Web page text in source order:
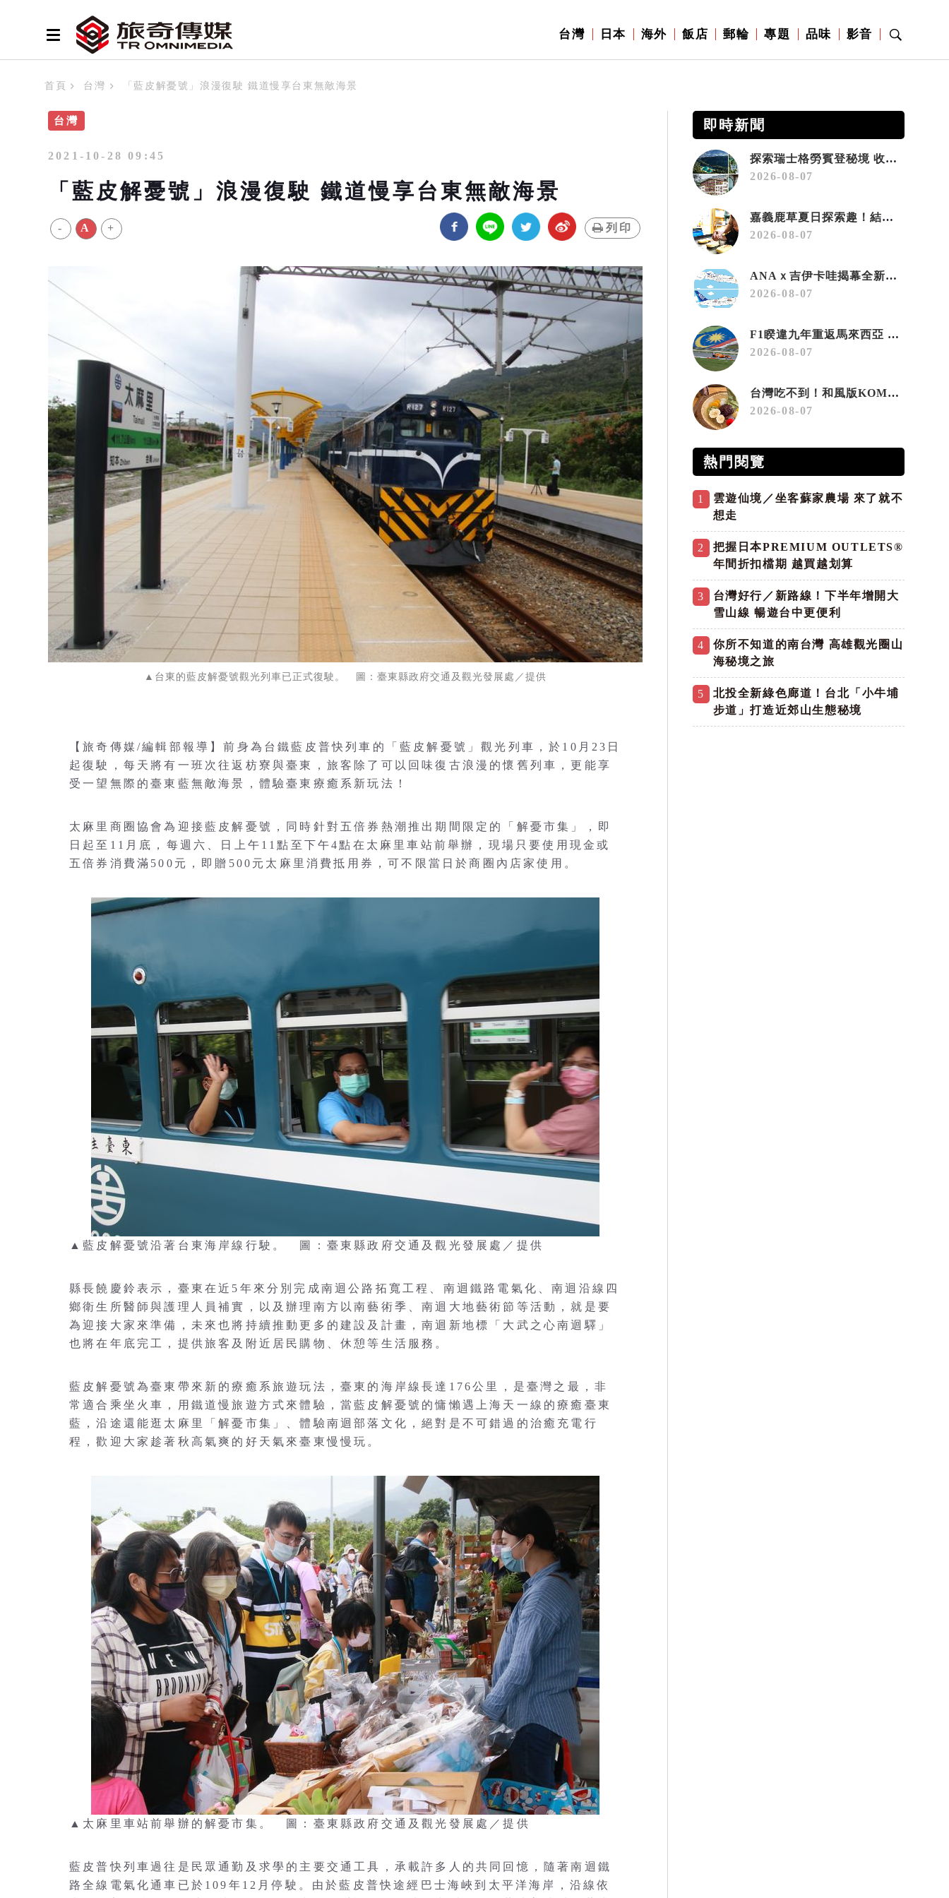
台灣 日本 海外 飯店 郵輪 專題 品味 影音
首頁 台灣 「藍皮解憂號」浪漫復駛 鐵道慢享台東無敵海景
台灣
2021-10-28 09:45
「藍皮解憂號」浪漫復駛 鐵道慢享台東無敵海景
- A + 列印
▲台東的藍皮解憂號觀光列車已正式復駛。 圖：臺東縣政府交通及觀光發展處／提供
【旅奇傳媒/編輯部報導】前身為台鐵藍皮普快列車的「藍皮解憂號」觀光列車，於10月23日
起復駛，每天將有一班次往返枋寮與臺東，旅客除了可以回味復古浪漫的懷舊列車，更能享
受一望無際的臺東藍無敵海景，體驗臺東療癒系新玩法！
太麻里商圈協會為迎接藍皮解憂號，同時針對五倍券熱潮推出期間限定的「解憂市集」，即
日起至11月底，每週六、日上午11點至下午4點在太麻里車站前舉辦，現場只要使用現金或
五倍券消費滿500元，即贈500元太麻里消費抵用券，可不限當日於商圈內店家使用。
▲藍皮解憂號沿著台東海岸線行駛。 圖：臺東縣政府交通及觀光發展處／提供
縣長饒慶鈴表示，臺東在近5年來分別完成南迴公路拓寬工程、南迴鐵路電氣化、南迴沿線四
鄉衛生所醫師與護理人員補實，以及辦理南方以南藝術季、南迴大地藝術節等活動，就是要
為迎接大家來準備，未來也將持續推動更多的建設及計畫，南迴新地標「大武之心南迴驛」
也將在年底完工，提供旅客及附近居民購物、休憩等生活服務。
藍皮解憂號為臺東帶來新的療癒系旅遊玩法，臺東的海岸線長達176公里，是臺灣之最，非
常適合乘坐火車，用鐵道慢旅遊方式來體驗，當藍皮解憂號的慵懶遇上海天一線的療癒臺東
藍，沿途還能逛太麻里「解憂市集」、體驗南迴部落文化，絕對是不可錯過的治癒充電行
程，歡迎大家趁著秋高氣爽的好天氣來臺東慢慢玩。
▲太麻里車站前舉辦的解憂市集。 圖：臺東縣政府交通及觀光發展處／提供
藍皮普快列車過往是民眾通勤及求學的主要交通工具，承載許多人的共同回憶，隨著南迴鐵
路全線電氣化通車已於109年12月停駛。由於藍皮普快途經巴士海峽到太平洋海岸，沿線依
即時新聞
探索瑞士格勞賓登秘境 收藏六種阿爾卑斯夏日療癒之旅
2026-08-07
嘉義鹿草夏日探索趣！結合科學、農場與自然的親子小旅行
2026-08-07
ANAｘ吉伊卡哇揭幕全新彩繪機「Chiikawa JET」
2026-08-07
F1睽違九年重返馬來西亞 三大國際賽事打造10月運動旅遊熱潮 賽車、自行車、路跑同週登場
2026-08-07
台灣吃不到！和風版KOMEDA咖啡讓你吃遍名古屋在地美食
2026-08-07
熱門閱覽
1
雲遊仙境／坐客蘇家農場 來了就不
想走
2
把握日本PREMIUM OUTLETS®
年間折扣檔期 越買越划算
3
台灣好行／新路線！下半年增開大
雪山線 暢遊台中更便利
4
你所不知道的南台灣 高雄觀光圈山
海秘境之旅
5
北投全新綠色廊道！台北「小牛埔
步道」打造近郊山生態秘境